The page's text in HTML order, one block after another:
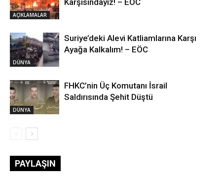
AÇIKLAMALAR
Karşısındayız! – EÖC
DÜNYA
Suriye’deki Alevi Katliamlarına Karşı
Ayağa Kalkalım! – EÖC
DÜNYA
FHKC’nin Üç Komutanı İsrail
Saldırısında Şehit Düştü
PAYLAŞIN